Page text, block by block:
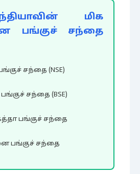
மிக
பங்குச் சந்தை
சந்தை (NSE)
சந்தை (BSE)
பங்குச் சந்தை
பங்குச் சந்தை